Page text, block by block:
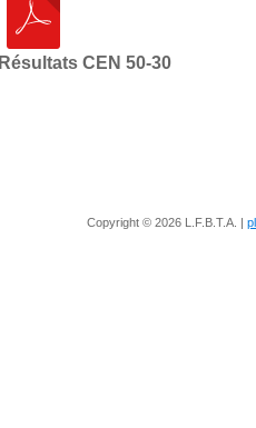
Résultats CEN 50-30
Copyright © 2026 L.F.B.T.A. |